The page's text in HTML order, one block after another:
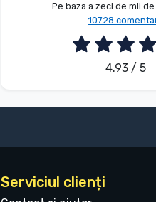
Pe baza a zeci de mii
10728
4.93 / 5
Serviciul clienți